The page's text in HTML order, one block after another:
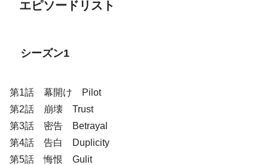
エピソードリスト
シーズン1
第1話 幕開け Pilot
第2話 崩壊 Trust
第3話 密告 Betrayal
第4話 告白 Duplicity
第5話 悔恨 Gulit